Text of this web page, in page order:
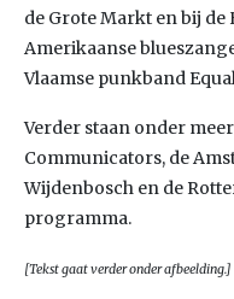
de Grote Markt en bij
Amerikaanse
Vlaamse punkband
Verder staan onder
Communicators, de
Wijdenbosch en de
programma.
[Tekst gaat verder onder afbeelding.]